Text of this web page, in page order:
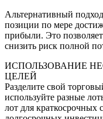
Альтернативный
позиции по мере
прибыли. Это
снизить риск полной
ИСПОЛЬЗОВАНИЕ
ЦЕЛЕЙ
Разделите свой
используйте разные
лот для краткосрочных